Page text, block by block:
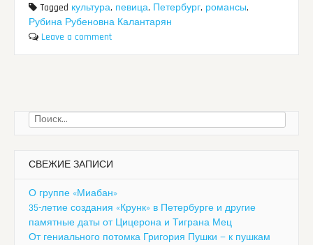
Tagged культура, певица, Петербург, романсы,
Рубина Рубеновна Калантарян
Leave a comment
Найти:
СВЕЖИЕ ЗАПИСИ
О группе «Миабан»
35-летие создания «Крунк» в Петербурге и другие
памятные даты от Цицерона и Тиграна Мец
От гениального потомка Григория Пушки — к пушкам